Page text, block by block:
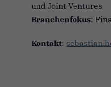
und Joint Ventures
Branchenfokus:
Kontakt: